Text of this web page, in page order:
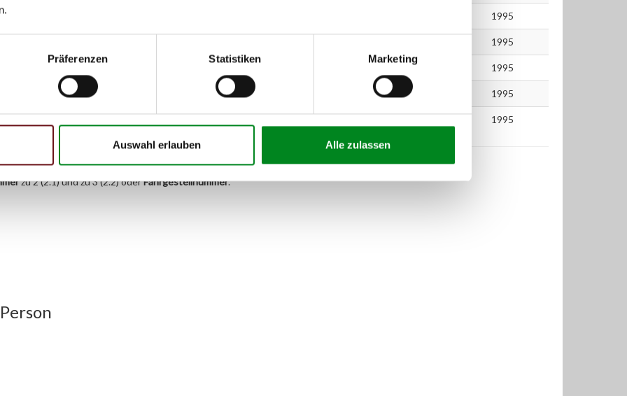
Präferenzen Statistiken Marketing
Auswahl erlauben Alle zulassen
1995
1995
1995
09.1997 74 1995
1995
unseren Support kontaktieren (Chat, Telefon oder E-Mail).
zu 2 (2.1) und zu 3 (2.2) oderFahrgestellnummer.